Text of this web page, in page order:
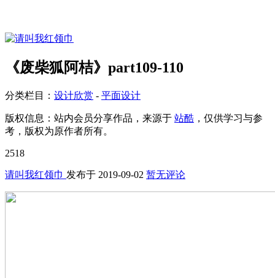
《废柴狐阿桔》part109-110
分类栏目： 设计欣赏 - 平面设计
版权信息： 站内会员分享作品，来源于 站酷 ，仅供学习与参
考，版权为原作者所有。
2518
请叫我红领巾 发布于 2019-09-02 暂无评论